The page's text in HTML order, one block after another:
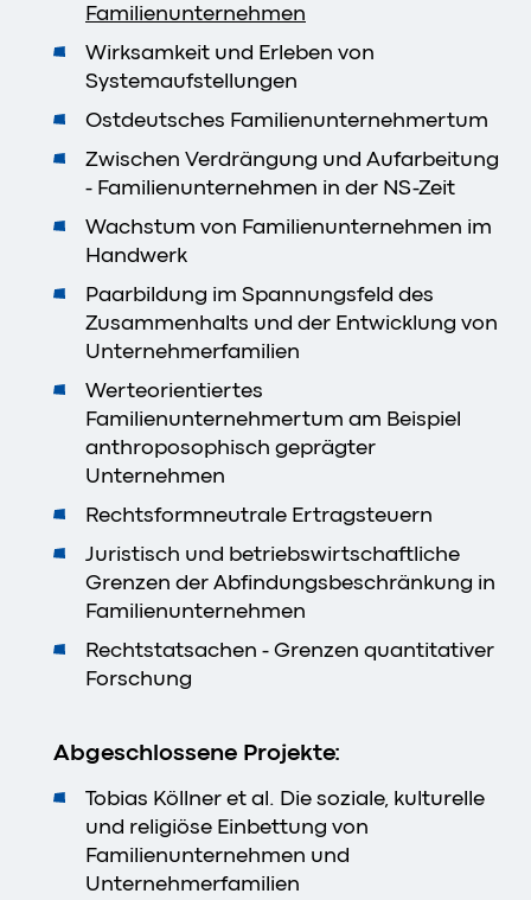
Familienunternehmen
Wirksamkeit und Erleben von
Systemaufstellungen
Ostdeutsches Familienunternehmertum
Zwischen Verdrängung und Aufarbeitung
- Familienunternehmen in der NS-Zeit
Wachstum von Familienunternehmen im
Handwerk
Paarbildung im Spannungsfeld des
Zusammenhalts und der Entwicklung von
Unternehmerfamilien
Werteorientiertes
Familienunternehmertum am Beispiel
anthroposophisch geprägter
Unternehmen
Rechtsformneutrale Ertragsteuern
Juristisch und betriebswirtschaftliche
Grenzen der Abfindungsbeschränkung in
Familienunternehmen
Rechtstatsachen - Grenzen quantitativer
Forschung
Abgeschlossene Projekte:
Tobias Köllner et al. Die soziale, kulturelle
und religiöse Einbettung von
Familienunternehmen und
Unternehmerfamilien